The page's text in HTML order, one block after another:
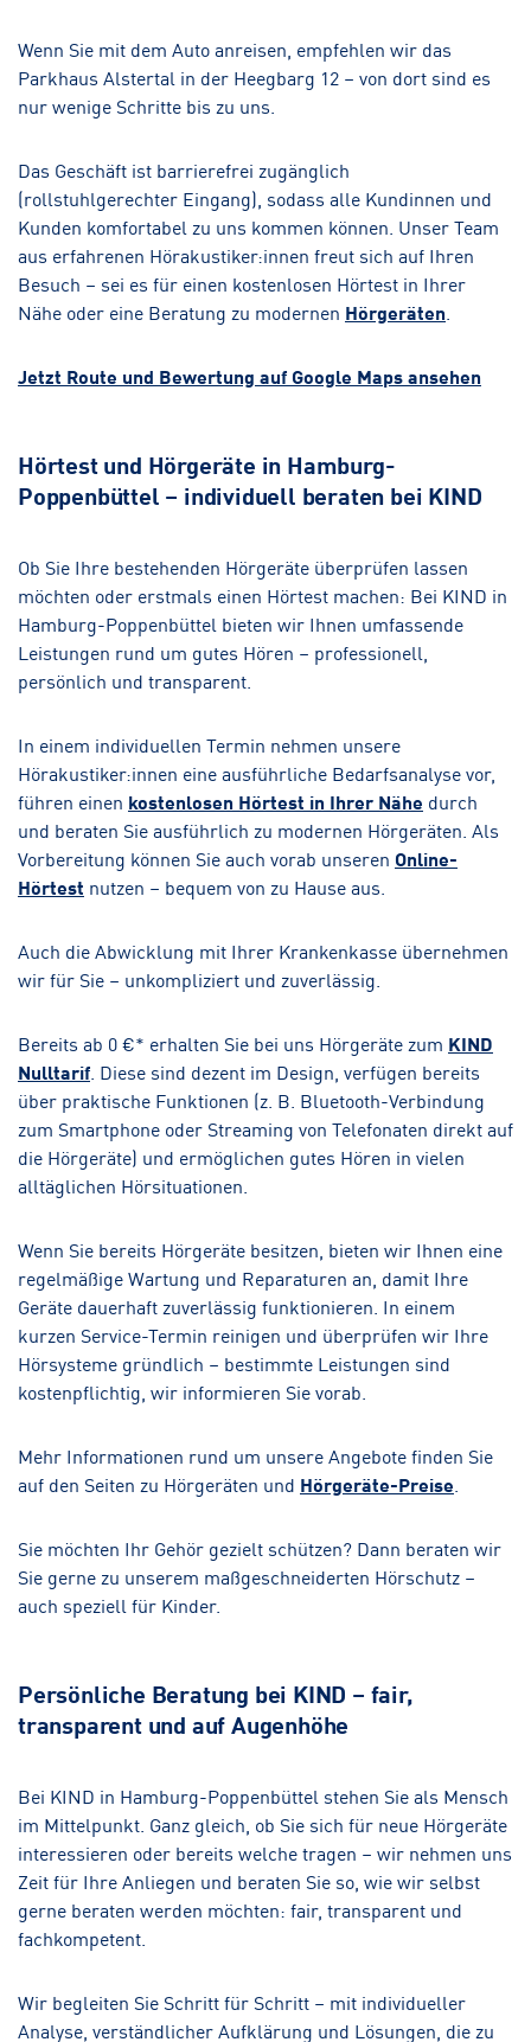
Wenn Sie mit dem Auto anreisen, empfehlen wir das
Parkhaus Alstertal in der Heegbarg 12 – von dort sind es
nur wenige Schritte bis zu uns.
Das Geschäft ist barrierefrei zugänglich
(rollstuhlgerechter Eingang), sodass alle Kundinnen und
Kunden komfortabel zu uns kommen können. Unser Team
aus erfahrenen Hörakustiker:innen freut sich auf Ihren
Besuch – sei es für einen kostenlosen Hörtest in Ihrer
Nähe oder eine Beratung zu modernen Hörgeräten
Jetzt Route und Bewertung auf Google Maps ansehen
Hörtest und Hörgeräte in Hamburg-
Poppenbüttel – individuell beraten bei KIND
Ob Sie Ihre bestehenden Hörgeräte überprüfen lassen
möchten oder erstmals einen Hörtest machen: Bei KIND in
Hamburg-Poppenbüttel bieten wir Ihnen umfassende
Leistungen rund um gutes Hören – professionell,
persönlich und transparent.
In einem individuellen Termin nehmen unsere
Hörakustiker:innen eine ausführliche Bedarfsanalyse vor,
führen einen kostenlosen Hörtest in Ihrer Nähe durch
und beraten Sie ausführlich zu modernen Hörgeräten. Als
Vorbereitung können Sie auch vorab unseren Online-
Hörtest nutzen – bequem von zu Hause aus.
Auch die Abwicklung mit Ihrer Krankenkasse übernehmen
wir für Sie – unkompliziert und zuverlässig.
Bereits ab 0 €* erhalten Sie bei uns Hörgeräte zum KIND
Nulltarif . Diese sind dezent im Design, verfügen bereits
über praktische Funktionen (z. B. Bluetooth-Verbindung
zum Smartphone oder Streaming von Telefonaten direkt auf
die Hörgeräte) und ermöglichen gutes Hören in vielen
alltäglichen Hörsituationen.
Wenn Sie bereits Hörgeräte besitzen, bieten wir Ihnen eine
regelmäßige Wartung und Reparaturen an, damit Ihre
Geräte dauerhaft zuverlässig funktionieren. In einem
kurzen Service-Termin reinigen und überprüfen wir Ihre
Hörsysteme gründlich – bestimmte Leistungen sind
kostenpflichtig, wir informieren Sie vorab.
Mehr Informationen rund um unsere Angebote finden Sie
auf den Seiten zu Hörgeräten und Hörgeräte-Preise
Sie möchten Ihr Gehör gezielt schützen? Dann beraten wir
Sie gerne zu unserem maßgeschneiderten Hörschutz –
auch speziell für Kinder.
Persönliche Beratung bei KIND – fair,
transparent und auf Augenhöhe
Bei KIND in Hamburg-Poppenbüttel stehen Sie als Mensch
im Mittelpunkt. Ganz gleich, ob Sie sich für neue Hörgeräte
interessieren oder bereits welche tragen – wir nehmen uns
Zeit für Ihre Anliegen und beraten Sie so, wie wir selbst
gerne beraten werden möchten: fair, transparent und
fachkompetent.
Wir begleiten Sie Schritt für Schritt – mit individueller
Analyse, verständlicher Aufklärung und Lösungen, die zu